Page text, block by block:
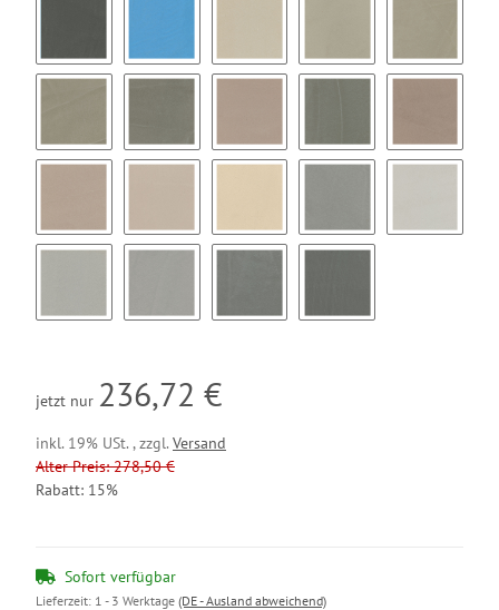
BC36 BC37 BC38 BC39 BC40
BC41 BC42 BC43 BC44 BC45
BC46 BC47 BC48 BC49
jetzt nur 236,72 €
inkl. 19% USt. , zzgl. Versand
Alter Preis: 278,50 €
Rabatt: 15%
Sofort verfügbar
Lieferzeit: 1 - 3 Werktage (DE - Ausland abweichend)